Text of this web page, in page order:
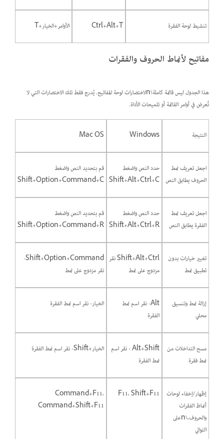
تنشيط لوحة الفقرة Ctrl+Alt+T الأوامر+الخيار+T
مفاتيح لأنماط الحروف والفقرات
هذا الجدول ليس قائمة كاملة\nلاختصارات لوحة المفاتيح. يُدرج فقط تلك الاختصارات التي لا
تُعرض في أوامر القائمة أو تلميحات الأداة.
Windows
Mac OS
اجعل تعريف نمط
الحروف يطابق النص
حدد النص واضغط
Shift+Alt+Ctrl+C
قم بتحديد النص واضغط
Shift+Option+Command+C
اجعل تعريف نمط
الفقرة يطابق النص
حدد النص واضغط
Shift+Alt+Ctrl+R
قم بتحديد النص واضغط
Shift+Option+Command+R
تغيير خيارات بدون
تطبيق نمط
Shift+Alt+Ctrl نقر
مزدوج على نمط
Shift+Option+Command-
نقر مزدوج على نمط
إزالة نمط وتنسيق
Alt- نقر اسم نمط
الخيار- نقر اسم نمط الفقرة
مسح التداخلات من
نمط فقرة
Alt+Shift - نقر اسم
نمط الفقرة
الخيار+Shift- نقر اسم نمط الفقرة
إظهار/إخفاء لوحات
أنماط الفقرات
والحروف،\nعلى
F11، Shift+F11
Command+F11،
Command+Shift+F11